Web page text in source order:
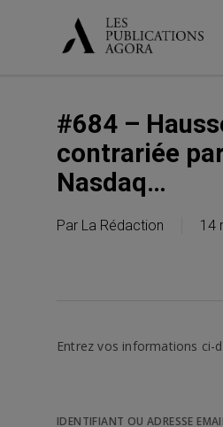
#684 –
contrariée
Nasdaq…
Par La Rédaction 14
Entrez vos informations ci-
IDENTIFIANT OU ADRESSE